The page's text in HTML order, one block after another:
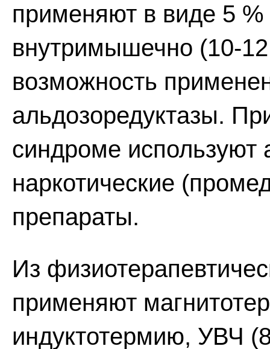
применяют в виде 5
внутримышечно (10-
возможность
альдозоредуктазы.
синдроме используют
наркотические
препараты.
Из
применяют
индуктотермию, УВЧ